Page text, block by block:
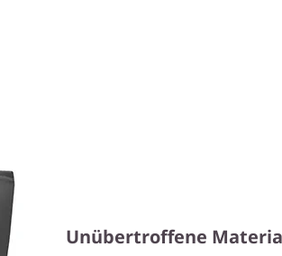
Unübertroffene